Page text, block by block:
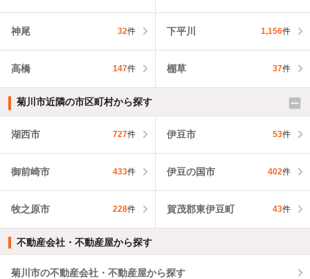
神尾 32件 下平川 1,156件
高橋 147件 棚草 37件
菊川市近隣の市区町村から探す
湖西市 727件 伊豆市 53件
御前崎市 433件 伊豆の国市 402件
牧之原市 228件 賀茂郡東伊豆町 43件
不動産会社・不動産屋から探す
菊川市の不動産会社・不動産屋から探す